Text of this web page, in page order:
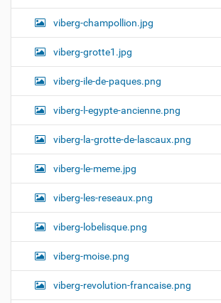
viberg-champollion.jpg
viberg-grotte1.jpg
viberg-ile-de-paques.png
viberg-l-egypte-ancienne.png
viberg-la-grotte-de-lascaux.png
viberg-le-meme.jpg
viberg-les-reseaux.png
viberg-lobelisque.png
viberg-moise.png
viberg-revolution-francaise.png